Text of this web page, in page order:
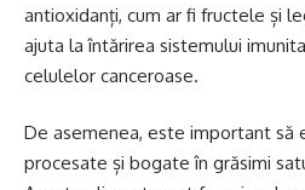
antioxidanți, cum ar fi fructele și
ajuta la întărirea sistemului
celulelor canceroase.
De asemenea, este important să
procesate și bogate în grăsimi